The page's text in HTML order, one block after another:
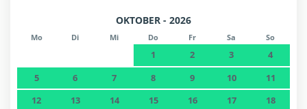
Nächster Bahnhof - Bahnhof Zell am See 6,8 km
Nächster Busbahnhof - Postplatz Zell
am See
7 km
OKTOBER - 2026
Mo Di Mi Do Fr Sa So
1 2 3
4
5
6 7 8 9 10
11
12
13 14 15 16 17
18